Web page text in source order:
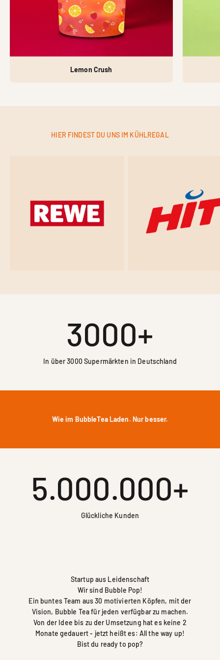
Lemon Crush
HIER FINDEST DU UNS IM KÜHLREGAL
3000+
In über 3000 Supermärkten in Deutschland
Wie im BubbleTea Laden. Nur besser.
5.000.000+
Glückliche Kunden
Startup aus Leidenschaft
Wir sind Bubble Pop!
Ein buntes Team aus 30 motivierten Köpfen, mit der
Vision, Bubble Tea für jeden verfügbar zu machen.
Von der Idee bis zu der Umsetzung hat es keine 2
Monate gedauert - jetzt heißt es: All the way up!
Bist du ready to pop?